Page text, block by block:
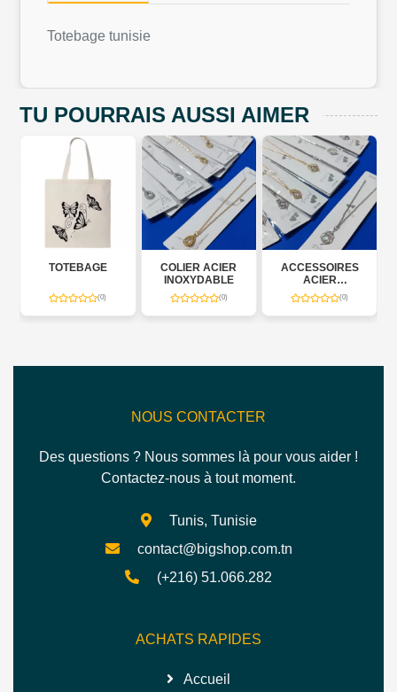
Totebage tunisie
TU POURRAIS AUSSI AIMER
TOTEBAGE
(0)
COLIER ACIER
INOXYDABLE
(0)
ACCESSOIRES
ACIER
INOXYDABLE
(0)
NOUS CONTACTER
Des questions ? Nous sommes là pour vous aider !
Contactez-nous à tout moment.
Tunis, Tunisie
contact@bigshop.com.tn
(+216) 51.066.282
ACHATS RAPIDES
Accueil